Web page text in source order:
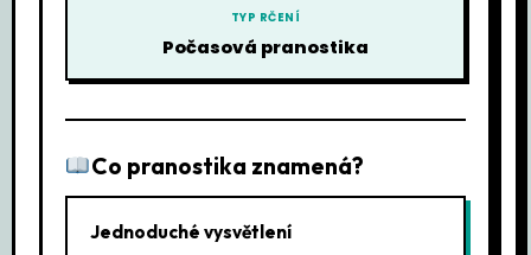
TYP RČENÍ
Počasová pranostika
Co pranostika znamená?
Jednoduché vysvětlení